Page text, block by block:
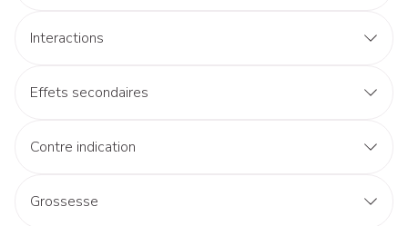
Interactions
Effets secondaires
Contre indication
Grossesse